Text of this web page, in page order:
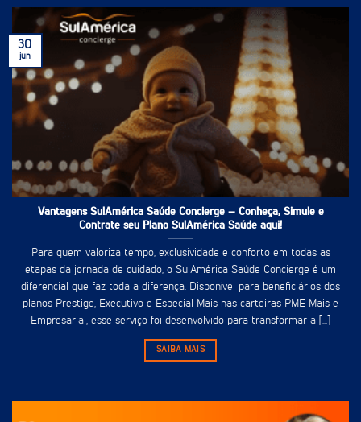
Vantagens SulAmérica Saúde Concierge – Conheça, Simule e
Contrate seu Plano SulAmérica Saúde aqui!
Para quem valoriza tempo, exclusividade e conforto em todas as
etapas da jornada de cuidado, o SulAmérica Saúde Concierge é um
diferencial que faz toda a diferença. Disponível para beneficiários dos
planos Prestige, Executivo e Especial Mais nas carteiras PME Mais e
Empresarial, esse serviço foi desenvolvido para transformar a [...]
SAIBA MAIS
30
jun